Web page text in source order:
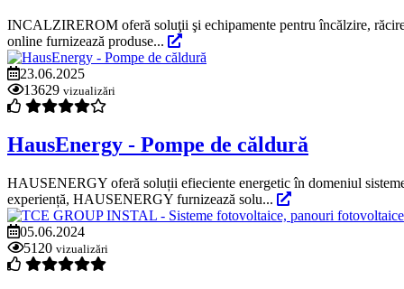
INCALZIREROM oferă soluţii şi echipamente pentru încălzire,
online furnizează produse...
23.06.2025
13629 vizualizări
HausEnergy - Pompe de căldură
HAUSENERGY oferă soluții efieciente energetic în domeniul
experiență, HAUSENERGY furnizează solu...
05.06.2024
5120 vizualizări